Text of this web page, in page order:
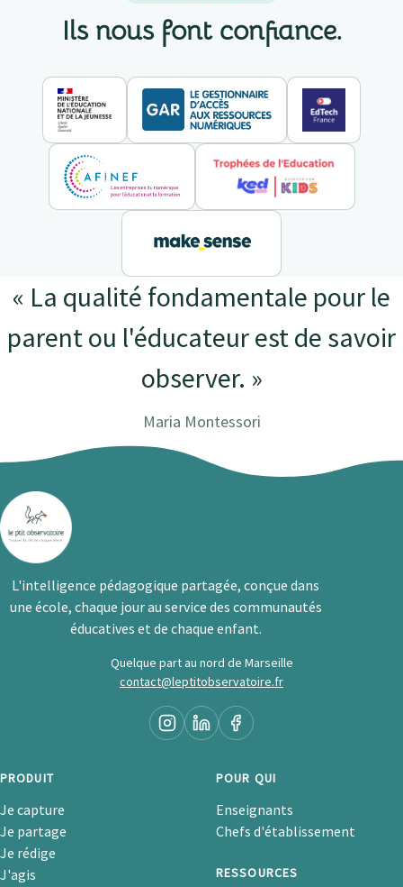
Ils nous font confiance.
« La qualité fondamentale pour le
parent ou l'éducateur est de savoir
observer. »
Maria Montessori
L'intelligence pédagogique partagée, conçue dans
une école, chaque jour au service des communautés
éducatives et de chaque enfant.
Quelque part au nord de Marseille
contact@leptitobservatoire.fr
PRODUIT
Je capture
Je partage
Je rédige
J'agis
POUR QUI
Enseignants
Chefs d'établissement
RESSOURCES